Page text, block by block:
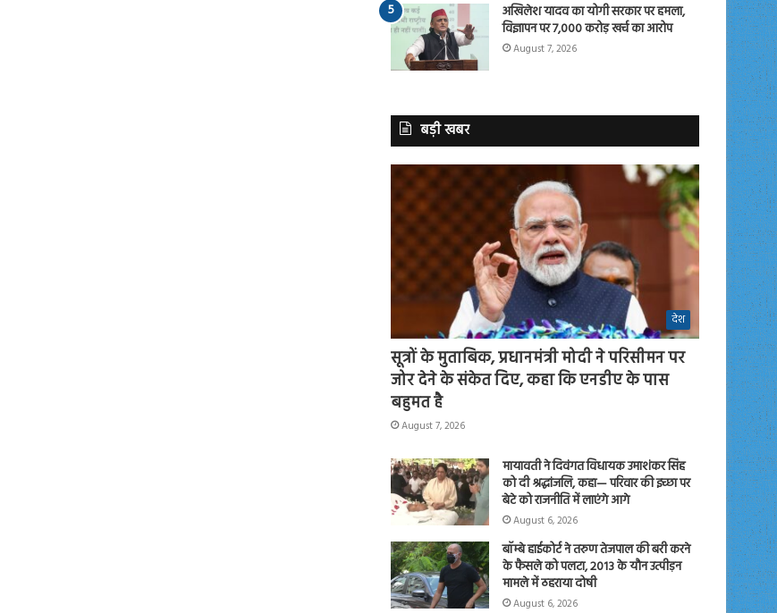
अखिलेश यादव का योगी सरकार पर हमला,
विज्ञापन पर 7,000 करोड़ खर्च का आरोप
August 7, 2026
बड़ी खबर
देश
सूत्रों के मुताबिक, प्रधानमंत्री मोदी ने परिसीमन पर
जोर देने के संकेत दिए, कहा कि एनडीए के पास
बहुमत है
August 7, 2026
मायावती ने दिवंगत विधायक उमाशंकर सिंह
को दी श्रद्धांजलि, कहा— परिवार की इच्छा पर
बेटे को राजनीति में लाएंगे आगे
August 6, 2026
बॉम्बे हाईकोर्ट ने तरुण तेजपाल की बरी करने
के फैसले को पलटा, 2013 के यौन उत्पीड़न
मामले में ठहराया दोषी
August 6, 2026